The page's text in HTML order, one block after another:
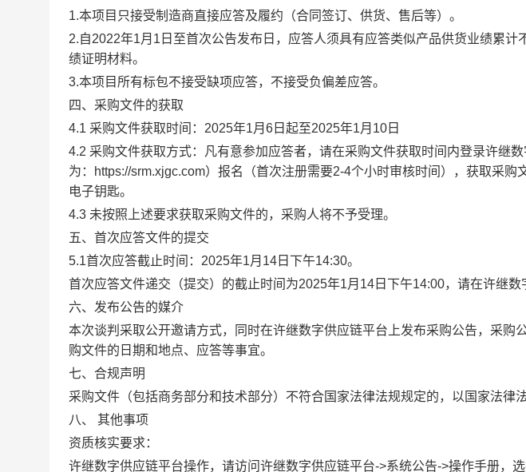
1.本项目只接受制造商直接应答及履约（合同签订、供货、售后等）。
2.自2022年1月1日至首次公告发布日，应答人须具有应答类似产品供货业绩累计
绩证明材料。
3.本项目所有标包不接受缺项应答，不接受负偏差应答。
四、采购文件的获取
4.1 采购文件获取时间 ： 2025年1月 6 日 起至2025年1月 10 日
4.2 采购文件获取方式： 凡有意参加应答者，请在采购文件获取时间内登录许继数
为：
https://srm.xjgc.com） 报名（首次注册需要2-4个小时审核时间），获取采购
电子钥匙。
4.3 未按照上述要求获取采购文件的，采购人将不予受理。
五、首次应答文件的提交
5.1首次应答截止时间： 2025年1月 14 日下午14:30。
首次应答文件递交（提交）的截止时间 为2025年1月 14 日下午14:00， 请在许继数
六、发布公告的媒介
本次谈判采取公开邀请方式，同时在许继数字供应链平台 上发布采购公告，采购
购文件的日期和地点、应答等事宜。
七、合规声明
采购文件（包括商务部分和技术部分）不符合国家法律法规规定的，以国家法律
八、
其他事项
资质核实要求：
许继数字供应链平台操作，请访问许继数字供应链平台->系统公告->操作手册，选